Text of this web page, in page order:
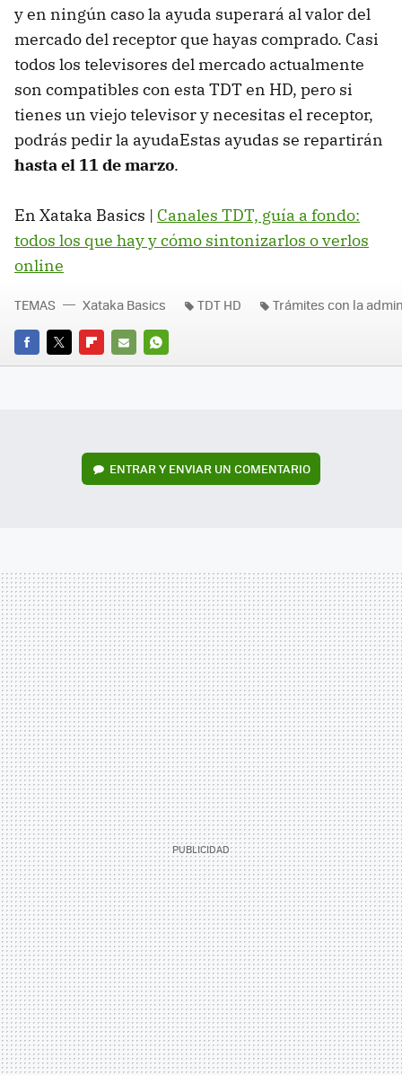
y en ningún caso la ayuda superará al valor del
mercado del receptor que hayas comprado. Casi
todos los televisores del mercado actualmente
son compatibles con esta TDT en HD, pero si
tienes un viejo televisor y necesitas el receptor,
podrás pedir la ayudaEstas ayudas se repartirán
hasta el 11 de marzo.
En Xataka Basics | Canales TDT, guía a fondo:
todos los que hay y cómo sintonizarlos o verlos
online
FACEBOOK
TWITTERFLIPBOARD
E-
WHATSAPP
TEMAS Xataka Basics TDT HD Trámites con la
ENTRAR Y ENVIAR UN COMENTARIO